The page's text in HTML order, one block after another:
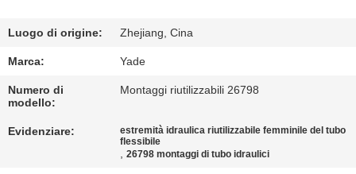
DI
QUALITÀ
CONTATTICI
Luogo di origine: Zhejiang, Cina
Marca: Yade
Numero di
modello:
Montaggi riutilizzabili 26798
Evidenziare:
estremità idraulica riutilizzabile femminile del tubo
flessibile
,26798 montaggi di tubo idraulici